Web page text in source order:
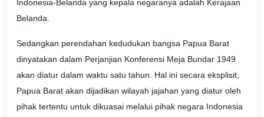
Indonesia-Belanda yang kepala negaranya adalah Kerajaan
Belanda.
Sedangkan perendahan kedudukan bangsa Papua Barat
dinyatakan dalam Perjanjian Konferensi Meja Bundar 1949
akan diatur dalam waktu satu tahun. Hal ini secara eksplisit,
Papua Barat akan dijadikan wilayah jajahan yang diatur oleh
pihak tertentu untuk dikuasai melalui pihak negara Indonesia